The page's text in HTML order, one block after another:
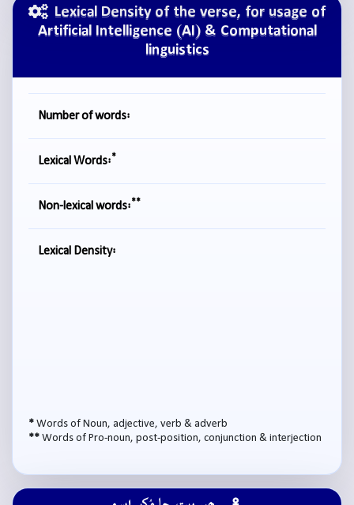
Lexical Density of the verse, for usage of
Artificial Intelligence (AI) & Computational
linguistics
Number of words:
Lexical Words:*
Non-lexical words:**
Lexical Density:
* Words of Noun, adjective, verb & adverb
** Words of Pro-noun, post-position, conjunction & interjection